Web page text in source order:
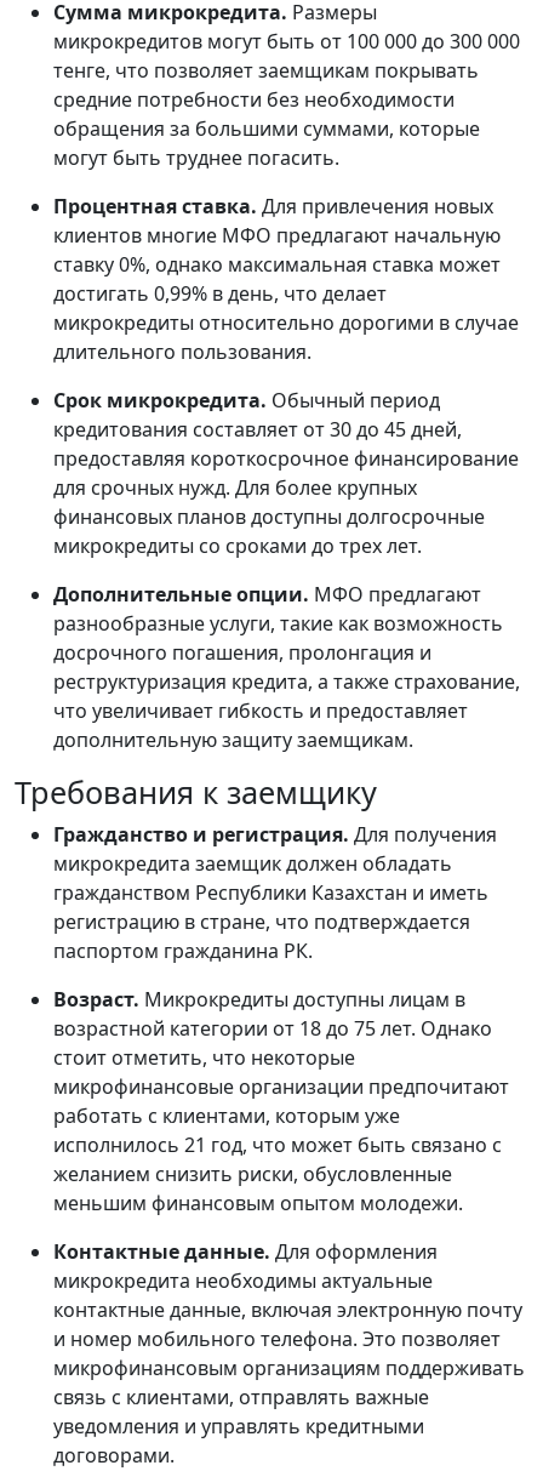
Сумма микрокредита. Размеры
микрокредитов могут быть от 100 000 до 300 000
тенге, что позволяет заемщикам покрывать
средние потребности без необходимости
обращения за большими суммами, которые
могут быть труднее погасить.
Процентная ставка. Для привлечения новых
клиентов многие МФО предлагают начальную
ставку 0%, однако максимальная ставка может
достигать 0,99% в день, что делает
микрокредиты относительно дорогими в случае
длительного пользования.
Срок микрокредита. Обычный период
кредитования составляет от 30 до 45 дней,
предоставляя короткосрочное финансирование
для срочных нужд. Для более крупных
финансовых планов доступны долгосрочные
микрокредиты со сроками до трех лет.
Дополнительные опции. МФО предлагают
разнообразные услуги, такие как возможность
досрочного погашения, пролонгация и
реструктуризация кредита, а также страхование,
что увеличивает гибкость и предоставляет
дополнительную защиту заемщикам.
Требования к заемщику
Гражданство и регистрация. Для получения
микрокредита заемщик должен обладать
гражданством Республики Казахстан и иметь
регистрацию в стране, что подтверждается
паспортом гражданина РК.
Возраст. Микрокредиты доступны лицам в
возрастной категории от 18 до 75 лет. Однако
стоит отметить, что некоторые
микрофинансовые организации предпочитают
работать с клиентами, которым уже
исполнилось 21 год, что может быть связано с
желанием снизить риски, обусловленные
меньшим финансовым опытом молодежи.
Контактные данные. Для оформления
микрокредита необходимы актуальные
контактные данные, включая электронную почту
и номер мобильного телефона. Это позволяет
микрофинансовым организациям поддерживать
связь с клиентами, отправлять важные
уведомления и управлять кредитными
договорами.